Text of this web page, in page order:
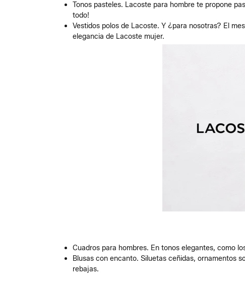
Tonos pasteles. Lacoste para hombre te propone
todo!
Vestidos polos de Lacoste. Y ¿para nosotras? El
elegancia de Lacoste mujer.
Cuadros para hombres. En tonos elegantes, como
Blusas con encanto. Siluetas ceñidas, ornamentos
rebajas.